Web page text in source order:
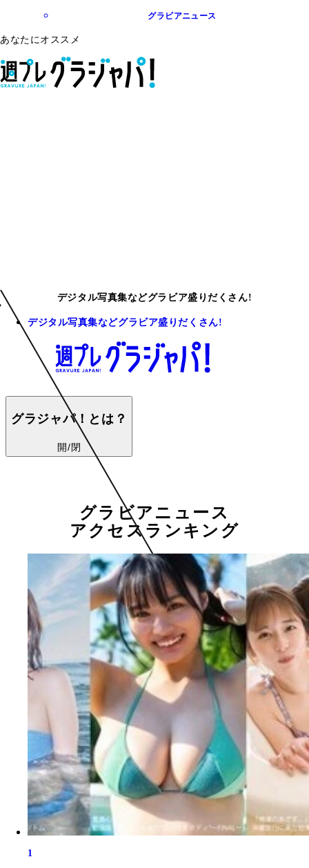
グラビアニュース
あなたにオススメ
デジタル写真集などグラビア盛りだくさん!
デジタル写真集などグラビア盛りだくさん!
グラジャパ！とは？
開/閉
グラビアニュース
アクセスランキング
1